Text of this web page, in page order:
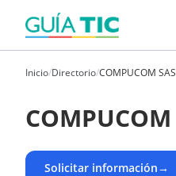
Inicio/Directorio/COMPUCOM SAS
COMPUCOM
Solicitar información→